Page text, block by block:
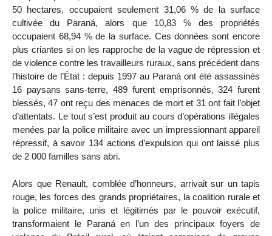
50 hectares, occupaient seulement 31,06 % de la surface
cultivée du Paraná, alors que 10,83 % des propriétés
occupaient 68,94 % de la surface. Ces données sont encore
plus criantes si on les rapproche de la vague de répression et
de violence contre les travailleurs ruraux, sans précédent dans
l’histoire de l’État : depuis 1997 au Paraná ont été assassinés
16 paysans sans-terre, 489 furent emprisonnés, 324 furent
blessés, 47 ont reçu des menaces de mort et 31 ont fait l’objet
d’attentats. Le tout s’est produit au cours d’opérations illégales
menées par la police militaire avec un impressionnant appareil
répressif, à savoir 134 actions d’expulsion qui ont laissé plus
de 2 000 familles sans abri.
Alors que Renault, comblée d’honneurs, arrivait sur un tapis
rouge, les forces des grands propriétaires, la coalition rurale et
la police militaire, unis et légitimés par le pouvoir exécutif,
transformaient le Paraná en l’un des principaux foyers de